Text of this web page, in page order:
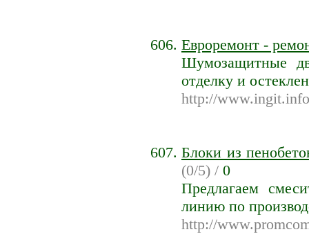
Евроремонт -
Шумозащитные
отделку и
http://
Блоки из
(0/5) / 0
Предлагаем
линию по
http://